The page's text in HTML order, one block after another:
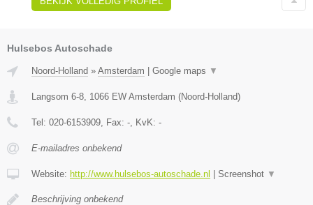
Hulsebos Autoschade
Noord-Holland » Amsterdam Google maps ▼
Langsom 6-8 1066 EW Amsterdam (Noord-Holland)
Tel: 020-6153909 , Fax: - , KvK: -
E-mailadres onbekend
Website: http://www.hulsebos-autoschade.nl Screenshot ▼
Beschrijving onbekend